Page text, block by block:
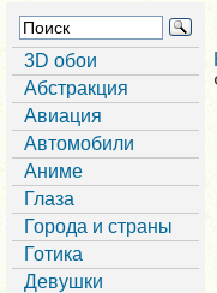
3D обои
Абстракция
Авиация
Автомобили
Аниме
Глаза
Города и страны
Готика
Девушки